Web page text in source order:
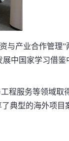
产业合作管理”
中国家学习借鉴
程服务等领域取
典型的海外项目